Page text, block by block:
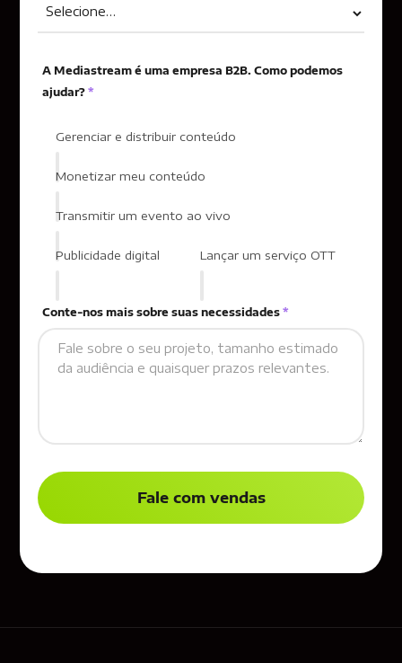
A Mediastream é uma empresa B2B. Como podemos
ajudar? *
Gerenciar e distribuir conteúdo
Monetizar meu conteúdo
Transmitir um evento ao vivo
Publicidade digital Lançar um serviço OTT
Conte-nos mais sobre suas necessidades *